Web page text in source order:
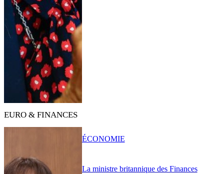
EURO & FINANCES
La ministre britannique des Finances
ÉCONOMIE